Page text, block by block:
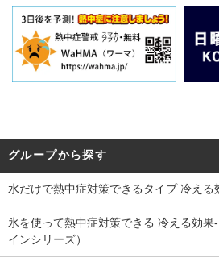
グループから探す
水だけで熱中症対策できるタイプ 冷え
氷を使って熱中症対策できる 冷える効
インシリーズ）